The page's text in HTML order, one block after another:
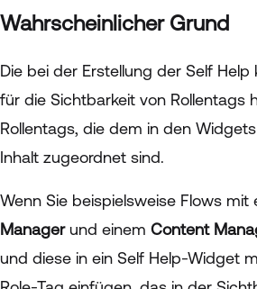
Wahrscheinlicher Grund
Die bei der Erstellung der Self Help
für die Sichtbarkeit von Rollentags
Rollentags, die dem in den
Inhalt zugeordnet sind.
Wenn Sie beispielsweise Flows mit
Managerund einem Content
und diese in ein Self Help-Widget